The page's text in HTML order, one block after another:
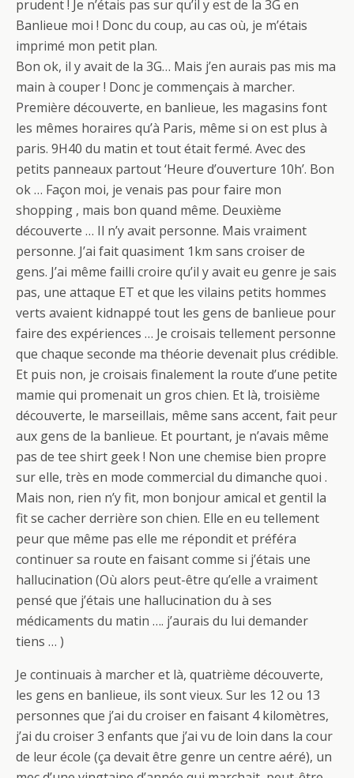
prudent ! Je n’étais pas sur qu’il y est de la 3G en
Banlieue moi ! Donc du coup, au cas où, je m’étais
imprimé mon petit plan.
Bon ok, il y avait de la 3G… Mais j’en aurais pas mis ma
main à couper ! Donc je commençais à marcher.
Première découverte, en banlieue, les magasins font
les mêmes horaires qu’à Paris, même si on est plus à
paris. 9H40 du matin et tout était fermé. Avec des
petits panneaux partout ‘Heure d’ouverture 10h’. Bon
ok … Façon moi, je venais pas pour faire mon
shopping , mais bon quand même. Deuxième
découverte … Il n’y avait personne. Mais vraiment
personne. J’ai fait quasiment 1km sans croiser de
gens. J’ai même failli croire qu’il y avait eu genre je sais
pas, une attaque ET et que les vilains petits hommes
verts avaient kidnappé tout les gens de banlieue pour
faire des expériences … Je croisais tellement personne
que chaque seconde ma théorie devenait plus crédible.
Et puis non, je croisais finalement la route d’une petite
mamie qui promenait un gros chien. Et là, troisième
découverte, le marseillais, même sans accent, fait peur
aux gens de la banlieue. Et pourtant, je n’avais même
pas de tee shirt geek ! Non une chemise bien propre
sur elle, très en mode commercial du dimanche quoi .
Mais non, rien n’y fit, mon bonjour amical et gentil la
fit se cacher derrière son chien. Elle en eu tellement
peur que même pas elle me répondit et préféra
continuer sa route en faisant comme si j’étais une
hallucination (Où alors peut-être qu’elle a vraiment
pensé que j’étais une hallucination du à ses
médicaments du matin …. j’aurais du lui demander
tiens … )
Je continuais à marcher et là, quatrième découverte,
les gens en banlieue, ils sont vieux. Sur les 12 ou 13
personnes que j’ai du croiser en faisant 4 kilomètres,
j’ai du croiser 3 enfants que j’ai vu de loin dans la cour
de leur école (ça devait être genre un centre aéré), un